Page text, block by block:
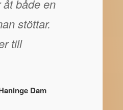
både en
stöttar.
till
Dam